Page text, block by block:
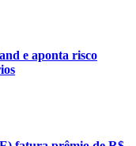
e aponta risco